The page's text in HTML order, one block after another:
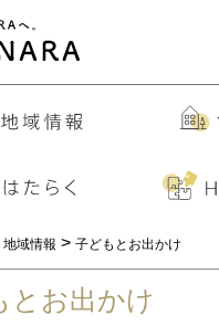
地域情報 > 子どもとお出かけ
とお出かけ